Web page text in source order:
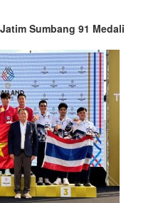
Sumbang 91 Medali